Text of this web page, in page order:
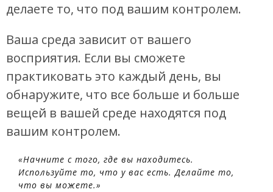
делаете то, что под вашим контролем.
Ваша среда зависит от вашего
восприятия. Если вы сможете
практиковать это каждый день, вы
обнаружите, что все больше и больше
вещей в вашей среде находятся под
вашим контролем.
«Начните с того, где вы находитесь.
Используйте то, что у вас есть. Делайте то,
что вы можете.»